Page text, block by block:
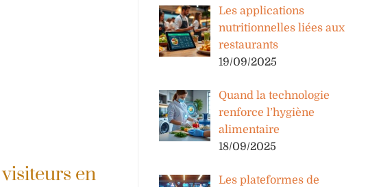
en
Les applications
nutritionnelles liées aux
restaurants
19/09/2025
Quand la technologie
renforce l’hygiène
alimentaire
18/09/2025
Les plateformes de